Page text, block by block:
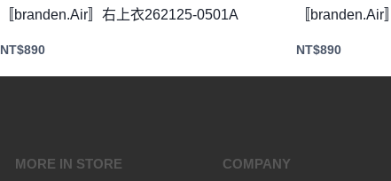
〚branden.Air〛右上衣262125-0501A
NT$890
〚
NT$890
MORE IN STORE COMPANY